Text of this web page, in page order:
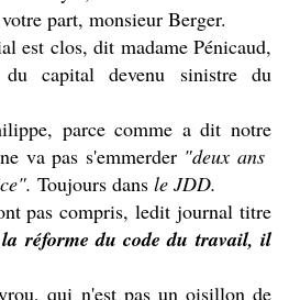
part, monsieur Berger.
est clos, dit madame Pénicaud,
capital devenu sinistre du
parce comme a dit notre
va pas s'emmerder "deux ans
Toujours dans le JDD.
pas compris, ledit journal titre
réforme du code du travail, il
qui n'est pas un oisillon de